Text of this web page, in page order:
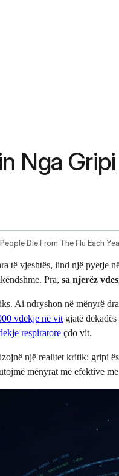
Nga
Die From The Flu Each
të vjeshtës, lind një pyetje
Pra, sa njerëz
Ai ndryshon në mënyrë
vdekje në vit gjatë
respiratore çdo vit.
një realitet kritik: gripi
mënyrat më efektive